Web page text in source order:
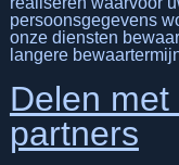
persoonsgegevens
onze diensten
langere
Delen
partners